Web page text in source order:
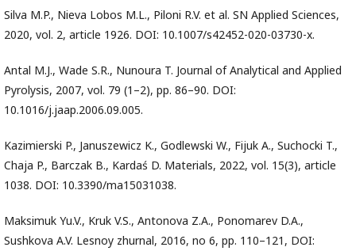
Silva M.P., Nieva Lobos M.L., Piloni R.V. et al. SN Applied Sciences,
2020, vol. 2, article 1926. DOI: 10.1007/s42452-020-03730-x.
Antal M.J., Wade S.R., Nunoura T. Journal of Analytical and Applied
Pyrolysis, 2007, vol. 79 (1–2), pp. 86–90. DOI:
10.1016/j.jaap.2006.09.005.
Kazimierski P., Januszewicz K., Godlewski W., Fijuk A., Suchocki T.,
Chaja P., Barczak B., Kardaś D. Materials, 2022, vol. 15(3), article
1038. DOI: 10.3390/ma15031038.
Maksimuk Yu.V., Kruk V.S., Antonova Z.A., Ponomarev D.A.,
Sushkova A.V. Lesnoy zhurnal, 2016, no 6, pp. 110–121, DOI: